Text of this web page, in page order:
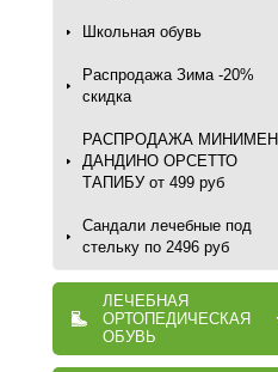
Школьная обувь
Распродажа Зима -20%
скидка
РАСПРОДАЖА МИНИМЕН
ДАНДИНО ОРСЕТТО
ТАПИБУ от 499 руб
Сандали лечебные под
стельку по 2496 руб
ЛЕЧЕБНАЯ
ОРТОПЕДИЧЕСКАЯ
ОБУВЬ